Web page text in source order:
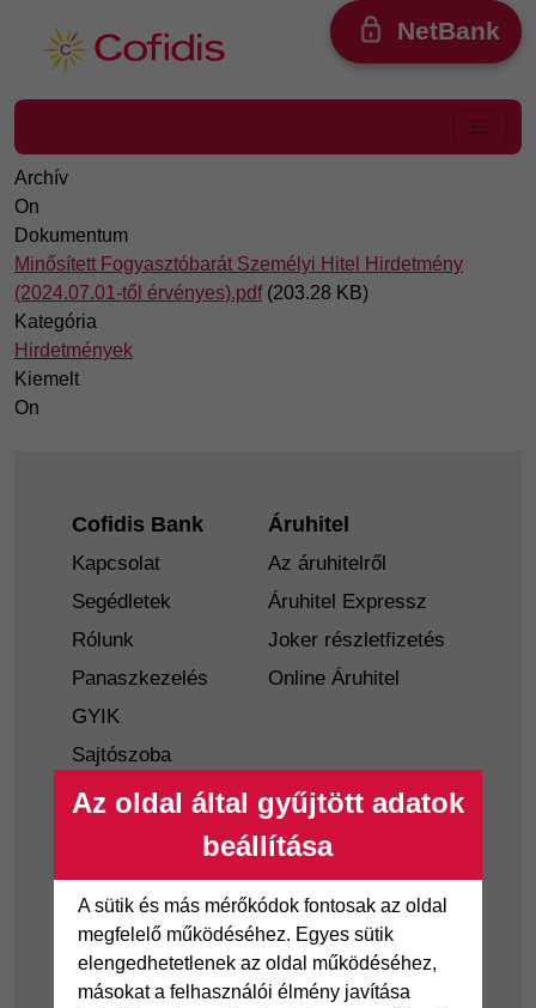
NetBank
Archív
On
Dokumentum
Minősített Fogyasztóbarát Személyi Hitel Hirdetmény
(2024.07.01-től érvényes).pdf (203.28 KB)
Kategória
Hirdetmények
Kiemelt
On
Az oldal által gyűjtött adatok
beállítása
A sütik és más mérőkódok fontosak az oldal
megfelelő működéséhez. Egyes sütik
elengedhetetlenek az oldal működéséhez,
másokat a felhasználói élmény javítása
Footer
Cofidis Bank
Kapcsolat
Segédletek
Rólunk
Panaszkezelés
GYIK
Sajtószoba
Nyilvánosságra
Visszaélés-bejelentés
Tájékoztató
fogyatékkal élő
ügyfelek részére
Áruhitel
Az áruhitelről
Áruhitel Expressz
Joker részletfizetés
Online Áruhitel